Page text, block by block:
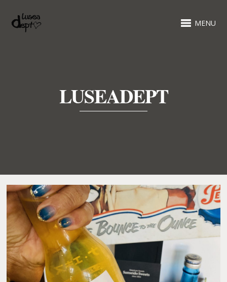
MENU
LUSEADEPT